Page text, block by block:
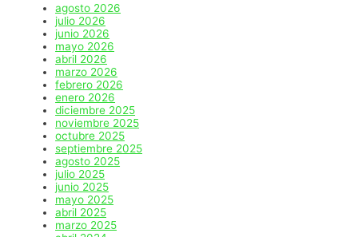
agosto 2026
julio 2026
junio 2026
mayo 2026
abril 2026
marzo 2026
febrero 2026
enero 2026
diciembre 2025
noviembre 2025
octubre 2025
septiembre 2025
agosto 2025
julio 2025
junio 2025
mayo 2025
abril 2025
marzo 2025